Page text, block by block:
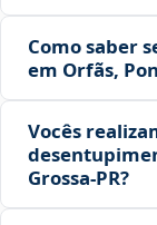
Como saber
em Orfãs,
Vocês
Grossa‑PR?